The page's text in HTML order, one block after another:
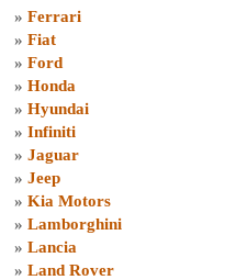
» Ferrari
» Fiat
» Ford
» Honda
» Hyundai
» Infiniti
» Jaguar
» Jeep
» Kia Motors
» Lamborghini
» Lancia
» Land Rover